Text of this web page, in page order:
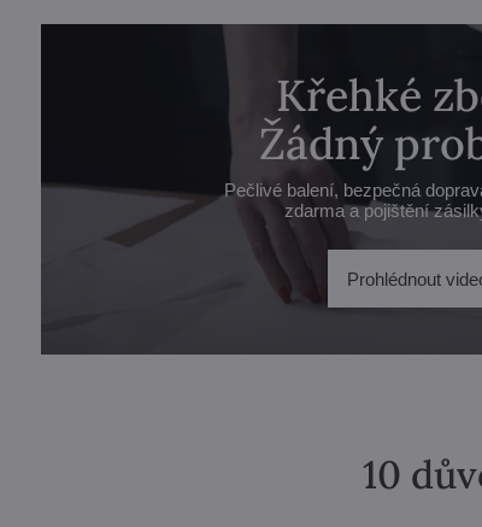
Křehké
Žádný
Pečlivé balení, bezpečná
zdarma a pojištění
Prohlédnout
10